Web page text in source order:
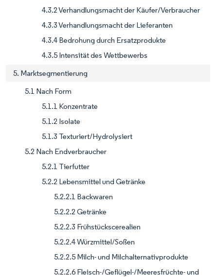
4.3.2 Verhandlungsmacht der Käufer/Verbraucher
4.3.3 Verhandlungsmacht der Lieferanten
4.3.4 Bedrohung durch Ersatzprodukte
4.3.5 Intensität des Wettbewerbs
5. Marktsegmentierung
5.1 Nach Form
5.1.1 Konzentrate
5.1.2 Isolate
5.1.3 Texturiert/Hydrolysiert
5.2 Nach Endverbraucher
5.2.1 Tierfutter
5.2.2 Lebensmittel und Getränke
5.2.2.1 Backwaren
5.2.2.2 Getränke
5.2.2.3 Frühstückscerealien
5.2.2.4 Würzmittel/Soßen
5.2.2.5 Milch- und Milchalternativprodukte
5.2.2.6 Fleisch-/Geflügel-/Meeresfrüchte- und